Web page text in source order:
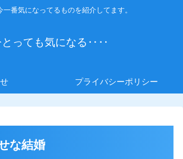
一番気になってるものを紹介してます。
とっても気になる‥‥
プライバシーポリシー
な結婚